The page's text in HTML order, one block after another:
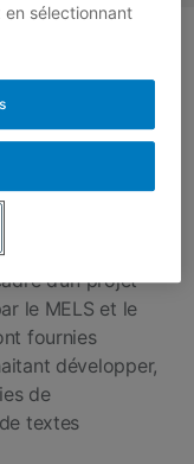
DE
6E
d’un projet
le MELS et le
fournies
développer,
de
textes
en sélectionnant